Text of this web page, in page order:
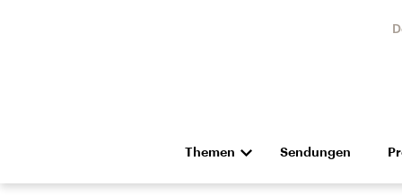
Themen
Die Nachrichten Politik
Sendungen